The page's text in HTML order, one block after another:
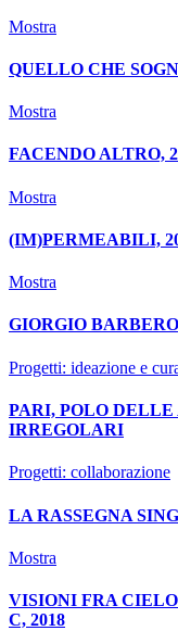
Mostra
QUELLO CHE
Mostra
FACENDO ALTRO,
Mostra
(IM)PERMEABILI,
Mostra
GIORGIO
Progetti: ideazione e
PARI, POLO
IRREGOLARI
Progetti: collaborazione
LA RASSEGNA
Mostra
VISIONI FRA
C, 2018